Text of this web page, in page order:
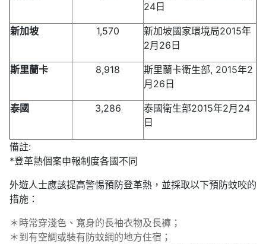
24日
新加坡 1,570
新加坡國家環境局2015年
2月26日
斯里蘭卡 8,918
斯里蘭卡衛生部, 2015年2
月26日
泰國 3,286
泰國衛生部2015年2月24
日
備註:
*登革熱個案申報制度各國不同
外遊人士應該提高警惕預防登革熱，並採取以下預防蚊咬的
措施：
＊ 時常穿淺色、寬身的長袖衣物及長褲；
＊到有空調或裝有防蚊網的地方住宿；